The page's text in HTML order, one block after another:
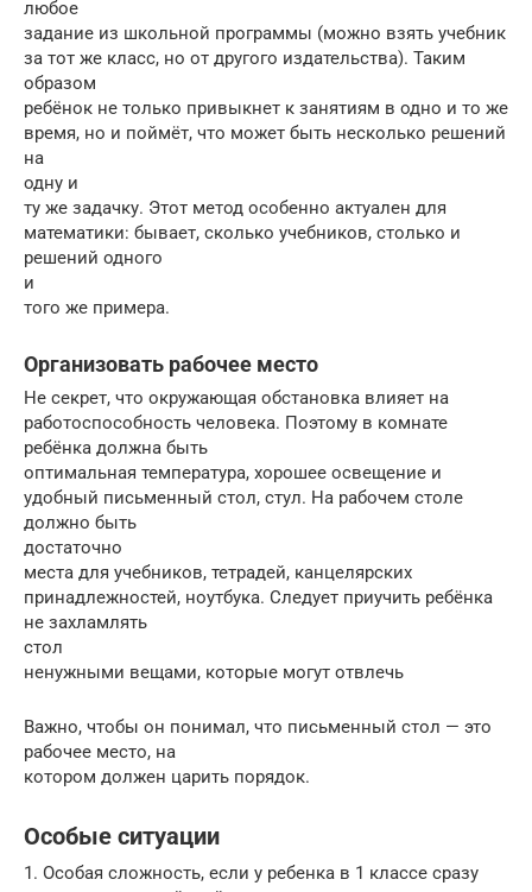
любое
задание из школьной программы (можно взять учебник
за тот же класс, но от другого издательства). Таким
образом
ребёнок не только привыкнет к занятиям в одно и то же
время, но и поймёт, что может быть несколько решений
на
одну и
ту же задачку. Этот метод особенно актуален для
математики: бывает, сколько учебников, столько и
решений одного
и
того же примера.
Организовать рабочее место
Не секрет, что окружающая обстановка влияет на
работоспособность человека. Поэтому в комнате
ребёнка должна быть
оптимальная температура, хорошее освещение и
удобный письменный стол, стул. На рабочем столе
должно быть
достаточно
места для учебников, тетрадей, канцелярских
принадлежностей, ноутбука. Следует приучить ребёнка
не захламлять
стол
ненужными вещами, которые могут отвлечь
Важно, чтобы он понимал, что письменный стол — это
рабочее место, на
котором должен царить порядок.
Особые ситуации
1. Особая сложность, если у ребенка в 1 классе сразу